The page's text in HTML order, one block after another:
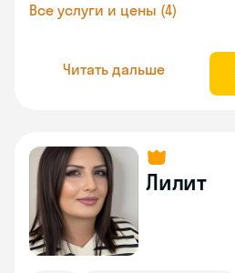
Все услуги и цены (4)
Читать дальше
Лилит